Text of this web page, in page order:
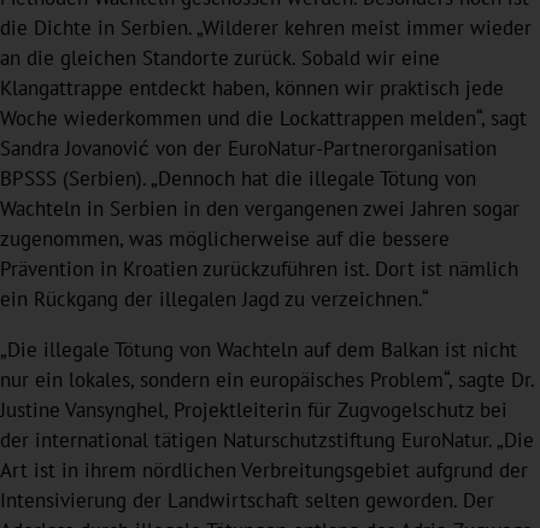
die Dichte in Serbien. „Wilderer kehren meist immer wieder
an die gleichen Standorte zurück. Sobald wir eine
Klangattrappe entdeckt haben, können wir praktisch jede
Woche wiederkommen und die Lockattrappen melden“, sagt
Sandra Jovanović von der EuroNatur-Partnerorganisation
BPSSS (Serbien). „Dennoch hat die illegale Tötung von
Wachteln in Serbien in den vergangenen zwei Jahren sogar
zugenommen, was möglicherweise auf die bessere
Prävention in Kroatien zurückzuführen ist. Dort ist nämlich
ein Rückgang der illegalen Jagd zu verzeichnen.“
„Die illegale Tötung von Wachteln auf dem Balkan ist nicht
nur ein lokales, sondern ein europäisches Problem“, sagte Dr.
Justine Vansynghel, Projektleiterin für Zugvogelschutz bei
der international tätigen Naturschutzstiftung EuroNatur. „Die
Art ist in ihrem nördlichen Verbreitungsgebiet aufgrund der
Intensivierung der Landwirtschaft selten geworden. Der